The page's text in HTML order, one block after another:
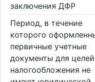
заключения ДФР
Период, в течение
которого
первичные учетные
документы для целей
налогообложения не